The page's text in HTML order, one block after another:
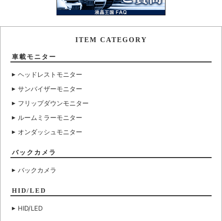
ITEM CATEGORY
車載モニター
ヘッドレストモニター
サンバイザーモニター
フリップダウンモニター
ルームミラーモニター
オンダッシュモニター
バックカメラ
バックカメラ
HID/LED
HID/LED